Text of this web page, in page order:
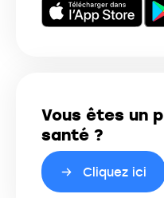
Vous êtes un
santé ?
Cliquez ici